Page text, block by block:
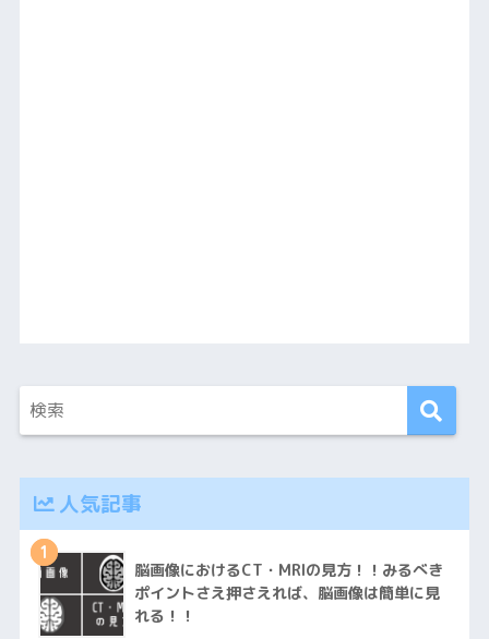
人気記事
1
脳画像におけるCT・MRIの見方！！みるべき
ポイントさえ押さえれば、脳画像は簡単に見
れる！！